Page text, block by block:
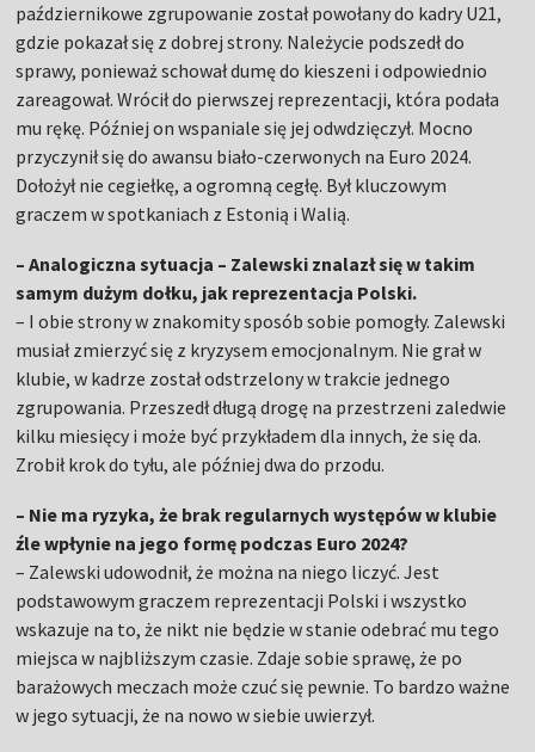
październikowe zgrupowanie został powołany do kadry U21,
gdzie pokazał się z dobrej strony. Należycie podszedł do
sprawy, ponieważ schował dumę do kieszeni i odpowiednio
zareagował. Wrócił do pierwszej reprezentacji, która podała
mu rękę. Później on wspaniale się jej odwdzięczył. Mocno
przyczynił się do awansu biało-czerwonych na Euro 2024.
Dołożył nie cegiełkę, a ogromną cegłę. Był kluczowym
graczem w spotkaniach z Estonią i Walią.
– Analogiczna sytuacja – Zalewski znalazł się w takim
samym dużym dołku, jak reprezentacja Polski.
– I obie strony w znakomity sposób sobie pomogły. Zalewski
musiał zmierzyć się z kryzysem emocjonalnym. Nie grał w
klubie, w kadrze został odstrzelony w trakcie jednego
zgrupowania. Przeszedł długą drogę na przestrzeni zaledwie
kilku miesięcy i może być przykładem dla innych, że się da.
Zrobił krok do tyłu, ale później dwa do przodu.
– Nie ma ryzyka, że brak regularnych występów w klubie
źle wpłynie na jego formę podczas Euro 2024?
– Zalewski udowodnił, że można na niego liczyć. Jest
podstawowym graczem reprezentacji Polski i wszystko
wskazuje na to, że nikt nie będzie w stanie odebrać mu tego
miejsca w najbliższym czasie. Zdaje sobie sprawę, że po
barażowych meczach może czuć się pewnie. To bardzo ważne
w jego sytuacji, że na nowo w siebie uwierzył.